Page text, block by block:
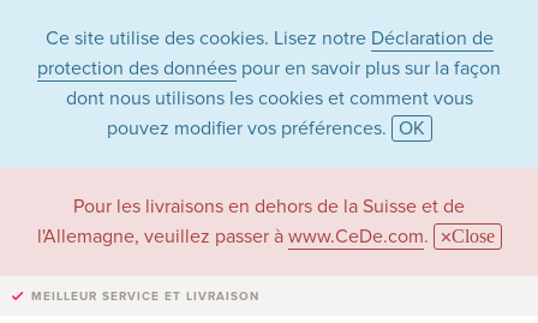
Ce site utilise des cookies. Lisez notre Déclaration de
protection des données pour en savoir plus sur la façon
dont nous utilisons les cookies et comment vous
pouvez modifier vos préférences. OK
Pour les livraisons en dehors de la Suisse et de
l'Allemagne, veuillez passer à www.CeDe.com. Close
MEILLEUR SERVICE ET LIVRAISON